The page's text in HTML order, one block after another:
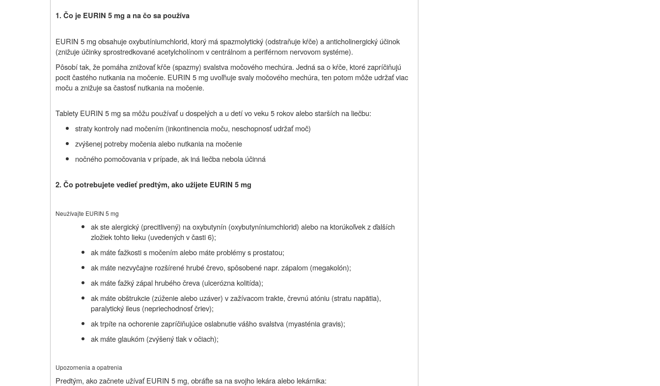
1. Čo je EURIN 5 mg a na čo sa používa
EURIN 5 mg obsahuje oxybutíniumchlorid, ktorý má spazmolytický (odstraňuje kŕče) a anticholinergický účinok
(znižuje účinky sprostredkované acetylcholínom v centrálnom a periférnom nervovom systéme).
Pôsobí tak, že pomáha znižovať kŕče (spazmy) svalstva močového mechúra. Jedná sa o kŕče, ktoré zapríčiňujú
pocit častého nutkania na močenie. EURIN 5 mg uvoľňuje svaly močového mechúra, ten potom môže udržať viac
moču a znižuje sa častosť nutkania na močenie.
Tablety EURIN 5 mg sa môžu používať u dospelých a u detí vo veku 5 rokov alebo starších na liečbu:
straty kontroly nad močením (inkontinencia moču, neschopnosť udržať moč)
zvýšenej potreby močenia alebo nutkania na močenie
nočného pomočovania v prípade, ak iná liečba nebola účinná
2. Čo potrebujete vedieť predtým, ako užijete EURIN 5 mg
Neužívajte EURIN 5 mg
ak stealergický (precitlivený) na oxybutynín (oxybutyníniumchlorid) alebo na ktorúkoľvek z ďalších
zložiek tohto lieku (uvedených v časti 6);
ak máte ťažkosti s močením alebo máte problémy s prostatou;
ak máte nezvyčajne rozšírené hrubé črevo, spôsobené napr. zápalom (megakolón);
ak máte ťažký zápal hrubého čreva (ulcerózna kolitída);
ak máte obštrukcie (zúženie alebo uzáver) v zažívacom trakte, črevnú atóniu (stratu napätia),
paralytický ileus (nepriechodnosť čriev);
ak trpíte na ochorenie zapríčiňujúce oslabnutie vášho svalstva (myasténia gravis);
ak máte glaukóm (zvýšený tlak v očiach);
Upozornenia a opatrenia
Predtým, ako začnete užívať EURIN 5 mg, obráťte sa na svojho lekára alebo lekárnika: